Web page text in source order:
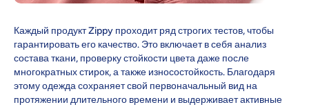
Каждый продукт Zippy проходит ряд строгих тестов, чтобы
гарантировать его качество. Это включает в себя анализ
состава ткани, проверку стойкости цвета даже после
многократных стирок, а также износостойкость. Благодаря
этому одежда сохраняет свой первоначальный вид на
протяжении длительного времени и выдерживает активные